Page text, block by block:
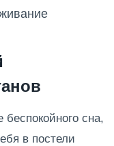
сна,
в постели